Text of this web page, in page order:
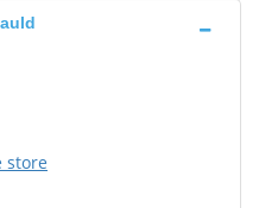
store